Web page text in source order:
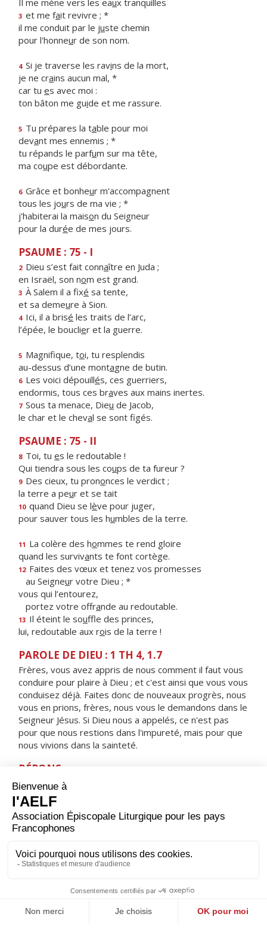
Il me mène vers les eaux tranquilles
3 et me fait revivre ; *
il me conduit par le juste chemin
pour l'honneur de son nom.
4 Si je traverse les ravins de la mort,
je ne crains aucun mal, *
car tu es avec moi :
ton bâton me guide et me rassure.
5 Tu prépares la table pour moi
devant mes ennemis ; *
tu répands le parfum sur ma tête,
ma coupe est débordante.
6 Grâce et bonheur m'accompagnent
tous les jours de ma vie ; *
j'habiterai la maison du Seigneur
pour la durée de mes jours.
PSAUME : 75 - I
2 Dieu s’est fait connaître en Juda ;
en Israël, son nom est grand.
3 À Salem il a fixé sa tente,
et sa demeure à Sion.
4 Ici, il a brisé les traits de l’arc,
l’épée, le bouclier et la guerre.
5 Magnifique, toi, tu resplendis
au-dessus d’une montagne de butin.
6 Les voici dépouillés, ces guerriers,
endormis, tous ces braves aux mains inertes.
7 Sous ta menace, Dieu de Jacob,
le char et le cheval se sont figés.
PSAUME : 75 - II
8 Toi, tu es le redoutable !
Qui tiendra sous les coups de ta fureur ?
9 Des cieux, tu prononces le verdict ;
la terre a peur et se tait
10 quand Dieu se lève pour juger,
pour sauver tous les humbles de la terre.
11 La colère des hommes te rend gloire
quand les survivants te font cortège.
12 Faites des vœux et tenez vos promesses
au Seigneur votre Dieu ; *
vous qui l’entourez,
portez votre offrande au redoutable.
13 Il éteint le souffle des princes,
lui, redoutable aux rois de la terre !
PAROLE DE DIEU : 1 TH 4, 1.7
Frères, vous avez appris de nous comment il faut vous
conduire pour plaire à Dieu ; et c'est ainsi que vous vous
conduisez déjà. Faites donc de nouveaux progrès, nous
vous en prions, frères, nous vous le demandons dans le
Seigneur Jésus. Si Dieu nous a appelés, ce n'est pas
pour que nous restions dans l'impureté, mais pour que
nous vivions dans la sainteté.
RÉPONS
V/ Crée en moi un cœur pur, ô mon Dieu,
renouvelle et raffermis au fond de moi mon esprit.
ORAISON
Tu nous as dit, Seigneur, d’écouter ton Fils bien-aimé,
foi a besoin : et nous aurons le regard assez pur pour